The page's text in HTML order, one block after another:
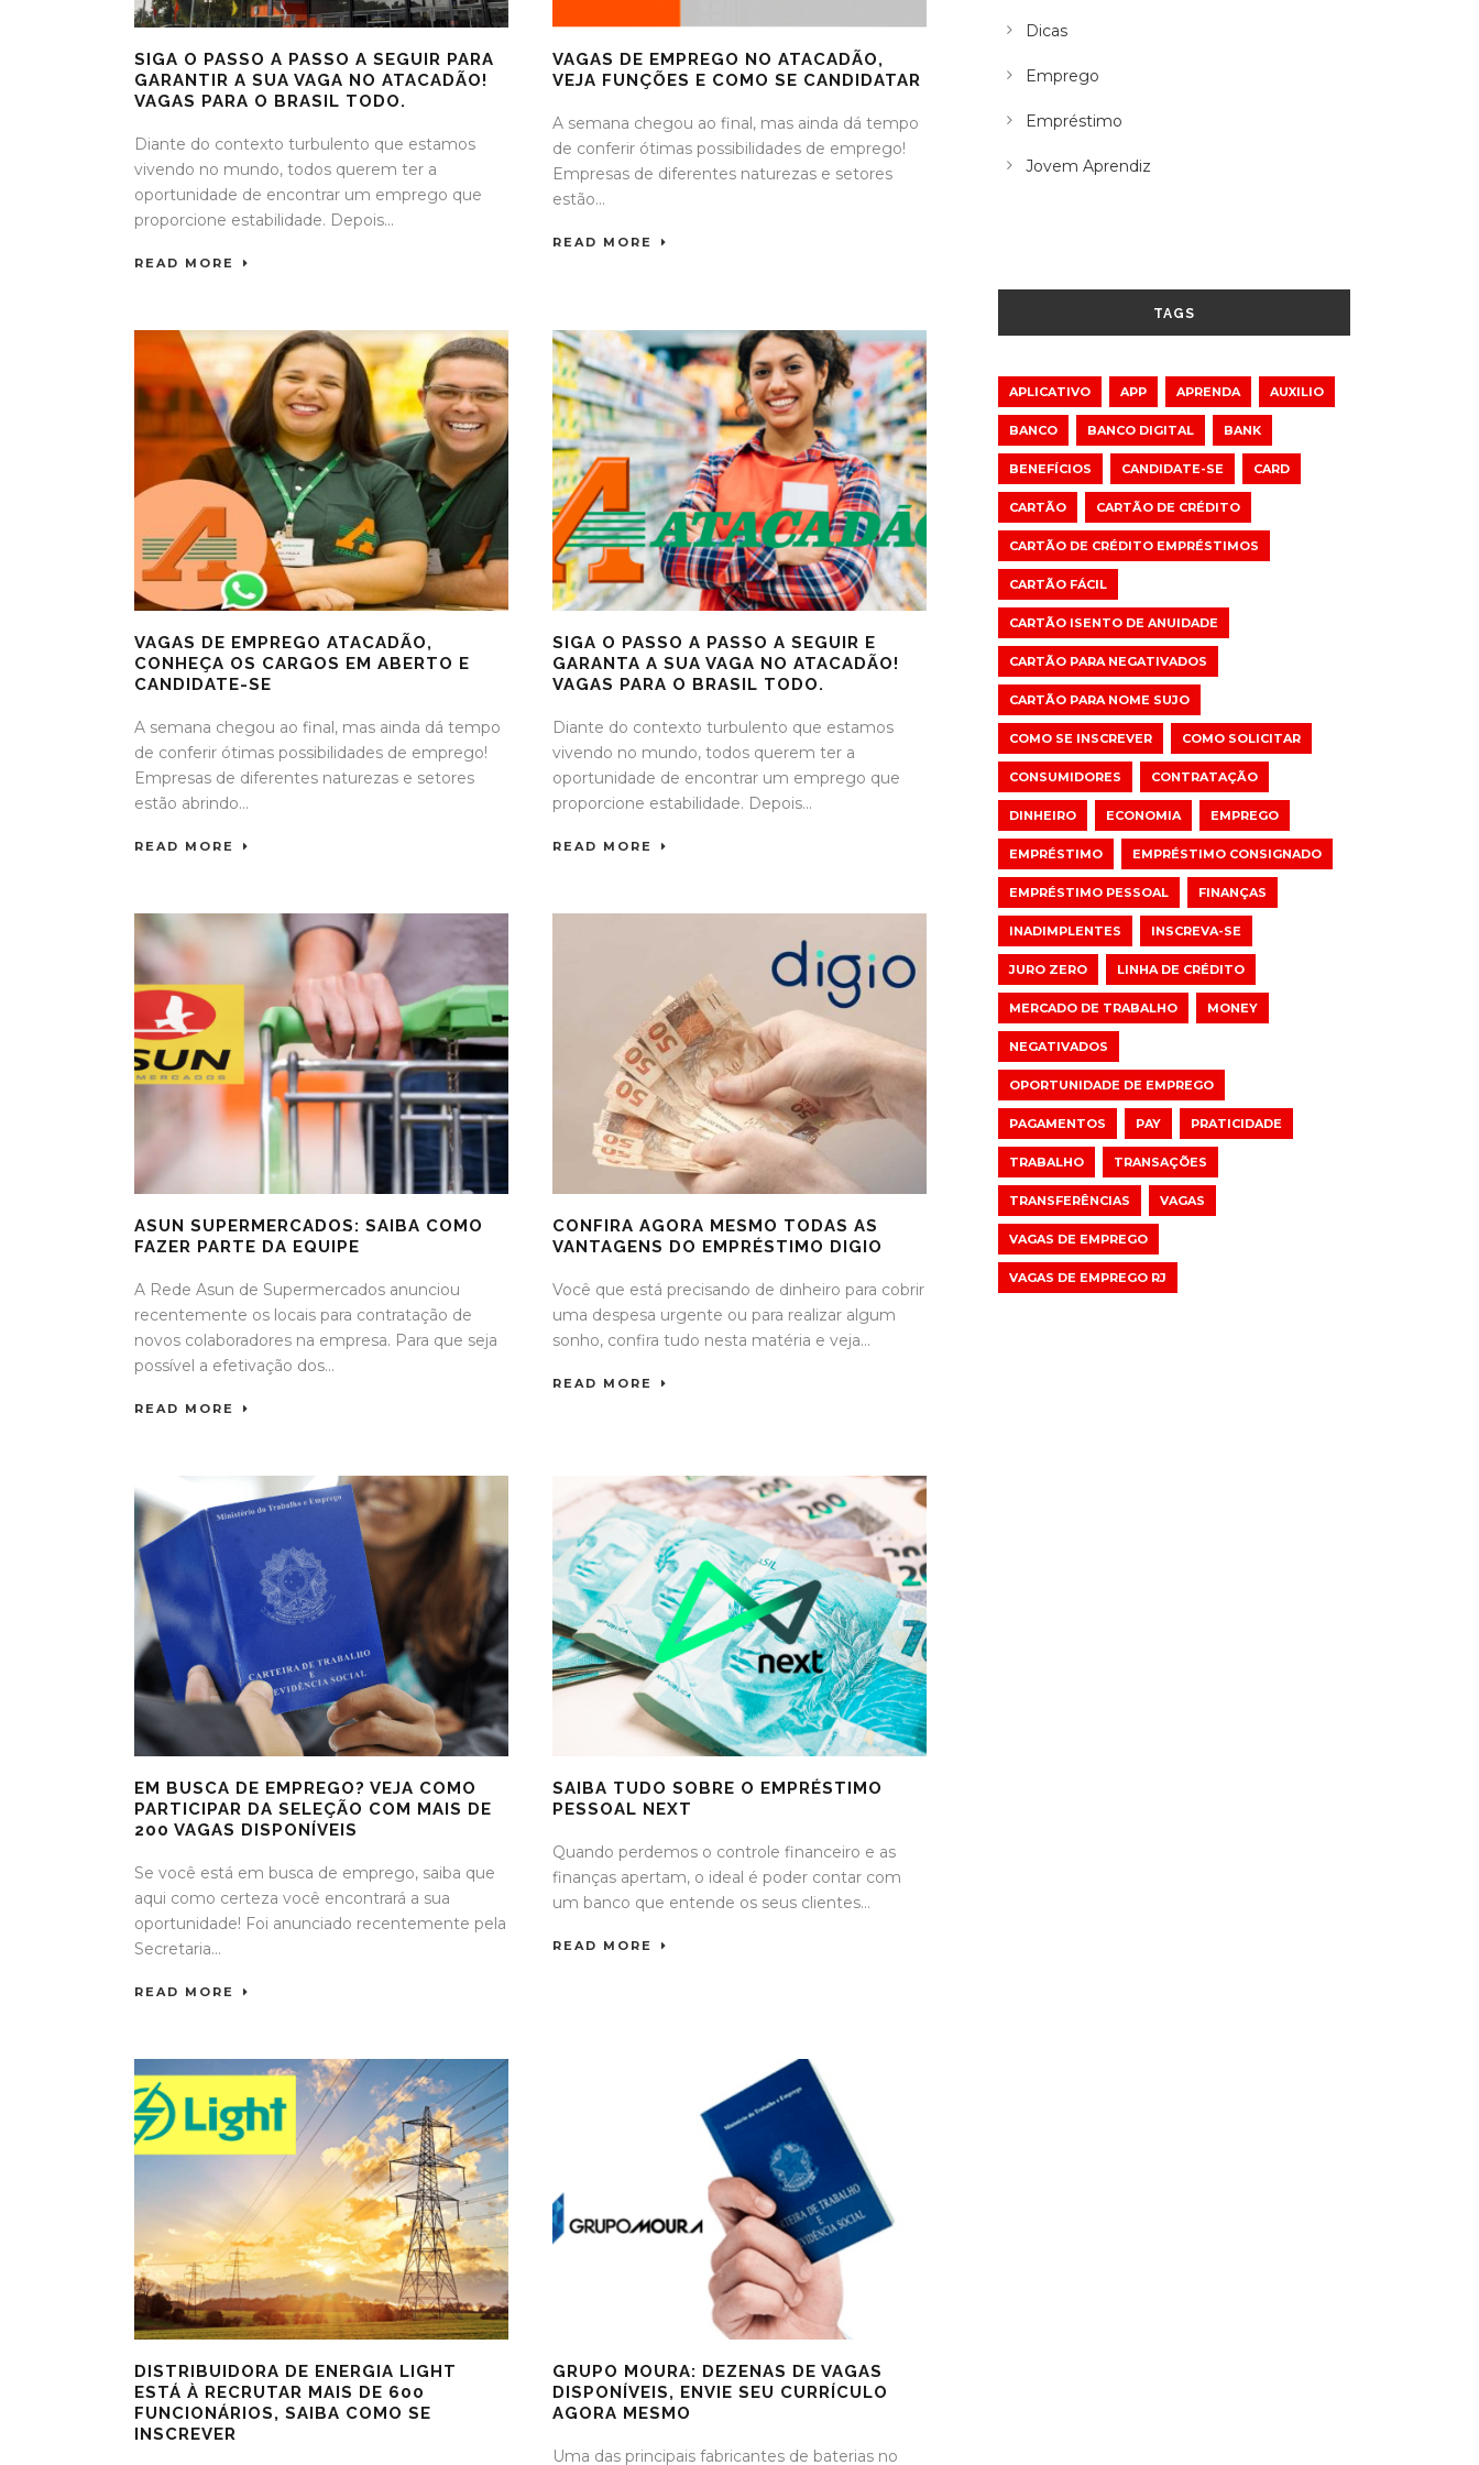
SIGA O PASSO A PASSO A SEGUIR PARA
GARANTIR A SUA VAGA NO ATACADÃO!
VAGAS PARA O BRASIL TODO.
Diante do contexto turbulento que estamos
vivendo no mundo, todos querem ter a
oportunidade de encontrar um emprego que
proporcione estabilidade. Depois...
READ MORE
VAGAS DE EMPREGO NO ATACADÃO,
VEJA FUNÇÕES E COMO SE CANDIDATAR
A semana chegou ao final, mas ainda dá tempo
de conferir ótimas possibilidades de emprego!
Empresas de diferentes naturezas e setores
estão...
READ MORE
VAGAS DE EMPREGO ATACADÃO,
CONHEÇA OS CARGOS EM ABERTO E
CANDIDATE-SE
A semana chegou ao final, mas ainda dá tempo
de conferir ótimas possibilidades de emprego!
Empresas de diferentes naturezas e setores
estão abrindo...
READ MORE
SIGA O PASSO A PASSO A SEGUIR E
GARANTA A SUA VAGA NO ATACADÃO!
VAGAS PARA O BRASIL TODO.
Diante do contexto turbulento que estamos
vivendo no mundo, todos querem ter a
oportunidade de encontrar um emprego que
proporcione estabilidade. Depois...
READ MORE
ASUN SUPERMERCADOS: SAIBA COMO
FAZER PARTE DA EQUIPE
A Rede Asun de Supermercados anunciou
recentemente os locais para contratação de
novos colaboradores na empresa. Para que seja
possível a efetivação dos...
READ MORE
CONFIRA AGORA MESMO TODAS AS
VANTAGENS DO EMPRÉSTIMO DIGIO
Você que está precisando de dinheiro para cobrir
uma despesa urgente ou para realizar algum
sonho, confira tudo nesta matéria e veja...
READ MORE
EM BUSCA DE EMPREGO? VEJA COMO
PARTICIPAR DA SELEÇÃO COM MAIS DE
200 VAGAS DISPONÍVEIS
Se você está em busca de emprego, saiba que
aqui como certeza você encontrará a sua
oportunidade! Foi anunciado recentemente pela
Secretaria...
READ MORE
SAIBA TUDO SOBRE O EMPRÉSTIMO
PESSOAL NEXT
Quando perdemos o controle financeiro e as
finanças apertam, o ideal é poder contar com
um banco que entende os seus clientes...
READ MORE
DISTRIBUIDORA DE ENERGIA LIGHT
ESTÁ À RECRUTAR MAIS DE 600
FUNCIONÁRIOS, SAIBA COMO SE
INSCREVER
GRUPO MOURA: DEZENAS DE VAGAS
DISPONÍVEIS, ENVIE SEU CURRÍCULO
AGORA MESMO
Uma das principais fabricantes de baterias no
Dicas
Emprego
Empréstimo
Jovem Aprendiz
TAGS
APLICATIVO APP APRENDA AUXILIO
BANCO BANCO DIGITAL BANK
BENEFÍCIOS CANDIDATE-SE CARD
CARTÃO CARTÃO DE CRÉDITO
CARTÃO DE CRÉDITO EMPRÉSTIMOS
CARTÃO FÁCIL
CARTÃO ISENTO DE ANUIDADE
CARTÃO PARA NEGATIVADOS
CARTÃO PARA NOME SUJO
COMO SE INSCREVER COMO SOLICITAR
CONSUMIDORES CONTRATAÇÃO
DINHEIRO ECONOMIA EMPREGO
EMPRÉSTIMO EMPRÉSTIMO CONSIGNADO
EMPRÉSTIMO PESSOAL FINANÇAS
INADIMPLENTES INSCREVA-SE
JURO ZERO LINHA DE CRÉDITO
MERCADO DE TRABALHO MONEY
NEGATIVADOS
OPORTUNIDADE DE EMPREGO
PAGAMENTOS PAY PRATICIDADE
TRABALHO TRANSAÇÕES
TRANSFERÊNCIAS VAGAS
VAGAS DE EMPREGO
VAGAS DE EMPREGO RJ